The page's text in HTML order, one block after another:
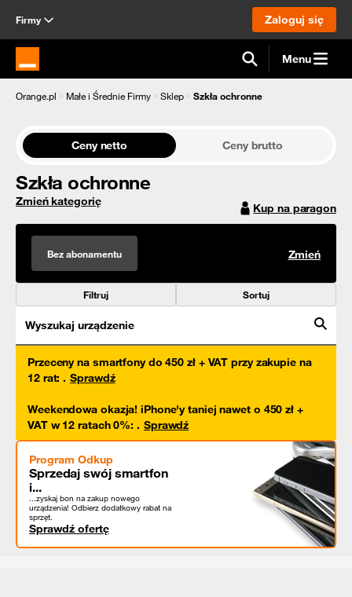
Firmy Zaloguj się
Strona główna Orange.pl Menu
Orange.pl Małe i Średnie Firmy Sklep Szkła ochronne
Ceny netto Ceny brutto
Szkła ochronne
Zmień kategorię Kup na paragon
Bez abonamentu Zmień
Filtruj Sortuj
Wyszukaj urządzenie
Przeceny na smartfony do 450 zł + VAT przy zakupie na
12 rat: . Sprawdź
Weekendowa okazja! iPhone'y taniej nawet o 450 zł +
VAT w 12 ratach 0%: . Sprawdź
Program Odkup
Sprzedaj swój smartfon
i...
...zyskaj bon na zakup nowego
urządzenia! Odbierz dodatkowy rabat na
sprzęt.
Sprawdź ofertę